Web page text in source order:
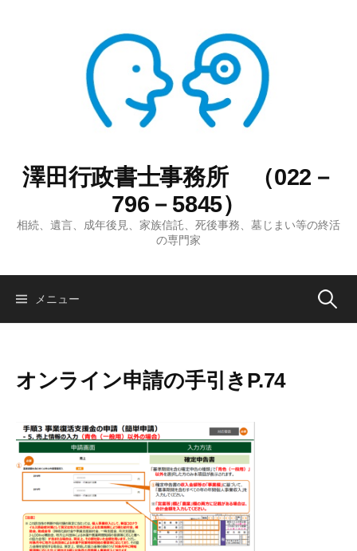
澤田行政書士事務所 （022－
796－5845）
相続、遺言、成年後見、家族信託、死後事務、墓じまい等の終活
の専門家
メニュー 検
オンライン申請の手引きP.74